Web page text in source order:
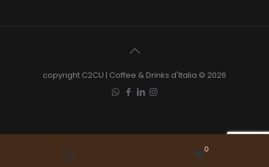
copyright C2CU | Coffee & Drinks d'Italia © 2026
0